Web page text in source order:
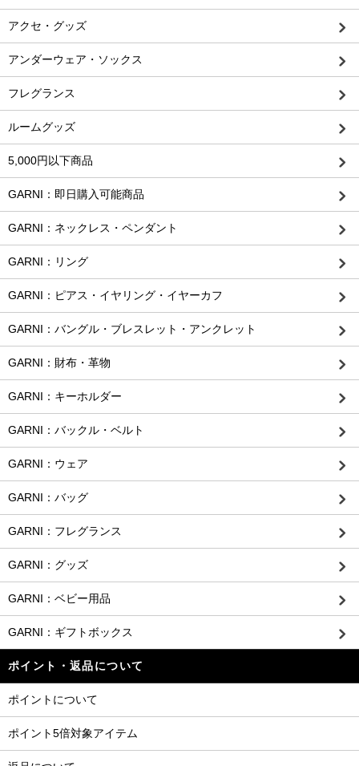
アクセ・グッズ
アンダーウェア・ソックス
フレグランス
ルームグッズ
5,000円以下商品
GARNI：即日購入可能商品
GARNI：ネックレス・ペンダント
GARNI：リング
GARNI：ピアス・イヤリング・イヤーカフ
GARNI：バングル・ブレスレット・アンクレット
GARNI：財布・革物
GARNI：キーホルダー
GARNI：バックル・ベルト
GARNI：ウェア
GARNI：バッグ
GARNI：フレグランス
GARNI：グッズ
GARNI：ベビー用品
GARNI：ギフトボックス
ポイント・返品について
ポイントについて
ポイント5倍対象アイテム